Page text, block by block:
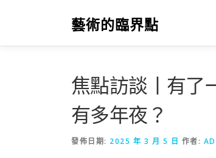
要
藝術的臨界點
焦點訪談丨有了
有多年夜？
發佈日期: 2025 年 3 月 5 日 作者: